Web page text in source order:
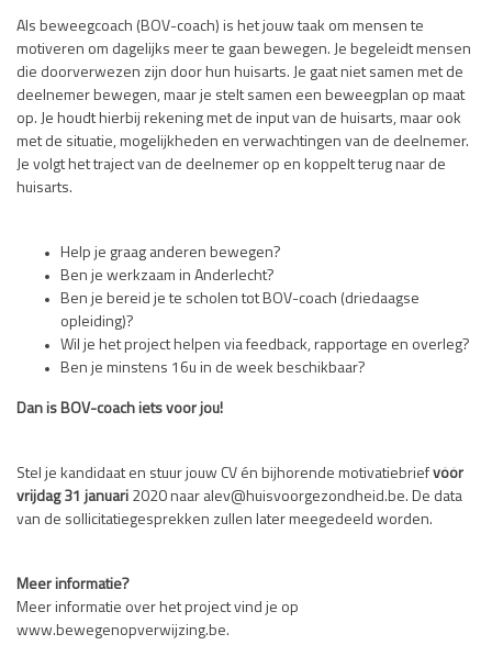
Als beweegcoach (BOV-coach) is het jouw taak om mensen te
motiveren om dagelijks meer te gaan bewegen. Je begeleidt mensen
die doorverwezen zijn door hun huisarts. Je gaat niet samen met de
deelnemer bewegen, maar je stelt samen een beweegplan op maat
op. Je houdt hierbij rekening met de input van de huisarts, maar ook
met de situatie, mogelijkheden en verwachtingen van de deelnemer.
Je volgt het traject van de deelnemer op en koppelt terug naar de
huisarts.
Help je graag anderen bewegen?
Ben je werkzaam in Anderlecht?
Ben je bereid je te scholen tot BOV-coach (driedaagse
opleiding)?
Wil je het project helpen via feedback, rapportage en overleg?
Ben je minstens 16u in de week beschikbaar?
Dan is BOV-coach iets voor jou!
Stel je kandidaat en stuur jouw CV én bijhorende motivatiebrief vóór
vrijdag 31 januari 2020 naar alev@huisvoorgezondheid.be. De data
van de sollicitatiegesprekken zullen later meegedeeld worden.
Meer informatie?
Meer informatie over het project vind je op
www.bewegenopverwijzing.be.